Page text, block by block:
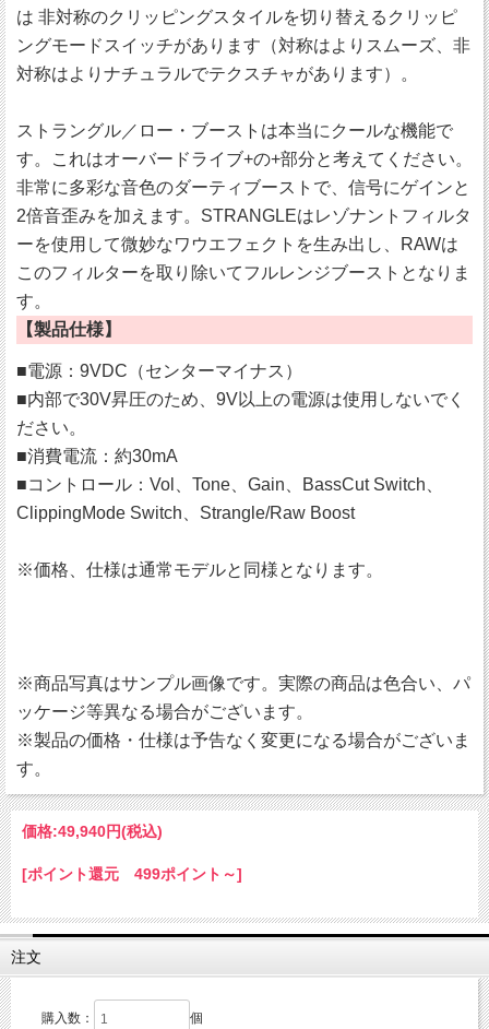
は 非対称のクリッピングスタイルを切り替えるクリッピ
ングモードスイッチがあります（対称はよりスムーズ、非
対称はよりナチュラルでテクスチャがあります）。
ストラングル／ロー・ブーストは本当にクールな機能で
す。これはオーバードライブ+の+部分と考えてください。
非常に多彩な音色のダーティブーストで、信号にゲインと
2倍音歪みを加えます。STRANGLEはレゾナントフィルタ
ーを使用して微妙なワウエフェクトを生み出し、RAWは
このフィルターを取り除いてフルレンジブーストとなりま
す。
【製品仕様】
■電源：9VDC（センターマイナス）
■内部で30V昇圧のため、9V以上の電源は使用しないでく
ださい。
■消費電流：約30mA
■コントロール：Vol、Tone、Gain、BassCut Switch、
ClippingMode Switch、Strangle/Raw Boost
※価格、仕様は通常モデルと同様となります。
※商品写真はサンプル画像です。実際の商品は色合い、パ
ッケージ等異なる場合がございます。
※製品の価格・仕様は予告なく変更になる場合がございま
す。
価格:49,940円(税込)
[ポイント還元 499ポイント～]
注文
購入数： 個